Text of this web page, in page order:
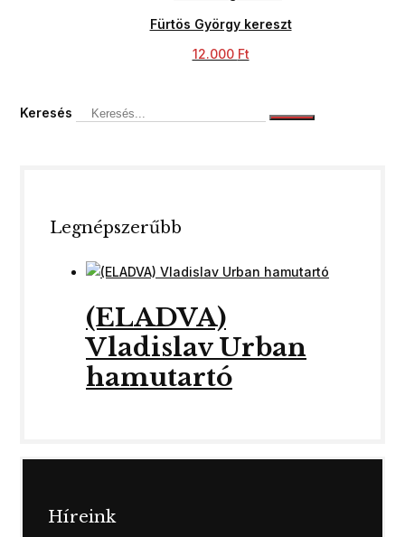
Fürtös György kereszt
12.000 Ft
Keresés
Legnépszerűbb
(ELADVA)
Vladislav Urban
hamutartó
Híreink